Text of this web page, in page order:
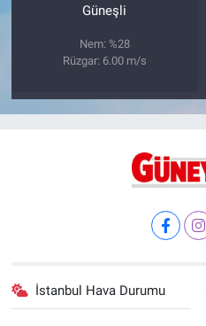
Güneşli
Nem: %28
Rüzgar: 6.00 m/s
İstanbul Hava Durumu